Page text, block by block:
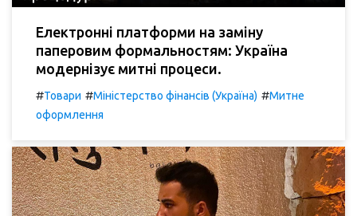
Електронні платформи на заміну
паперовим формальностям: Україна
модернізує митні процеси.
#Товари #Міністерство фінансів (Україна) #Митне
оформлення